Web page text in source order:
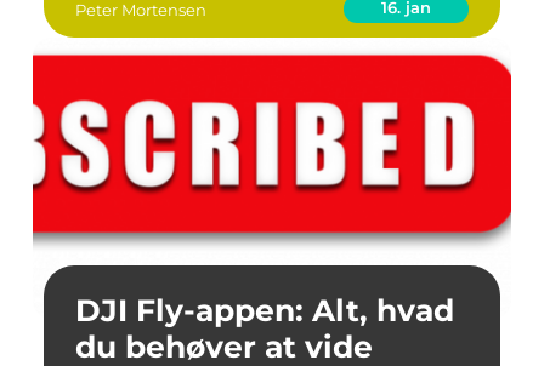
Peter Mortensen 16. jan
DJI Fly-appen: Alt, hvad
du behøver at vide